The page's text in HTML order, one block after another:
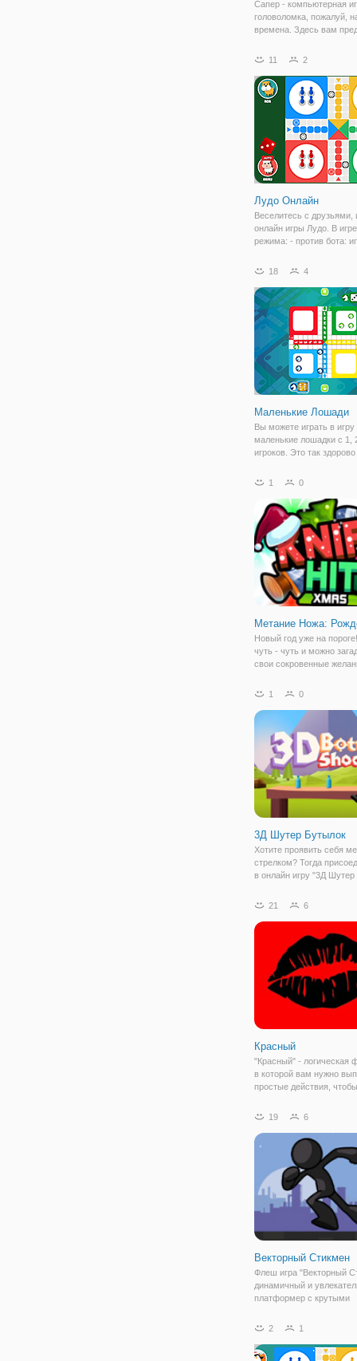
Сапер - компьютерная
головоломка, пожалуй,
времена. Здесь вам
проставляя на них
заключается в
Нажмите ЛКМ (левую
11 2
Лудо Онлайн
Веселитесь с друзьями,
онлайн игры Лудо. В
режима: - против бота:
режиме) - онлайн:
частных: играть с
Просто
18 4
Маленькие Лошади
Вы можете играть в игру
маленькие лошадки с 1,
игроков. Это так
маленьких лошадей на
отличная классическая
просто
1 0
Метание Ножа:
Новый год уже на
чуть - чуть и можно
свои сокровенные
"Метание Ножа:
праздничное
мере.
1 0
3Д Шутер Бутылок
Хотите проявить себя
стрелком? Тогда
в онлайн игру "3Д Шутер
которой вам предстоит
стеклянным бутылкам.
21 6
Красный
"Красный" - логическая
в которой вам нужно
простые действия, чтобы
Чтобы этого добиться,
взаимодействовать с
представленными на
19 6
Векторный Стикмен
Флеш игра "Векторный
динамичный и
платформер с крутыми
поможете шустрому
на его маршруте. Ему
2 1